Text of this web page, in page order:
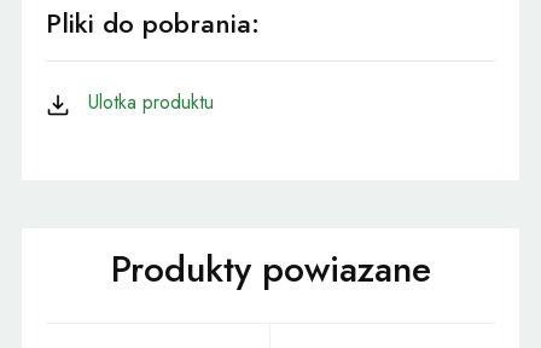
Pliki do pobrania:
Ulotka produktu